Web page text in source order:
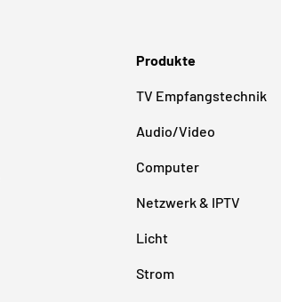
Produkte
TV Empfangstechnik
Audio/Video
Computer
Netzwerk & IPTV
Licht
Strom